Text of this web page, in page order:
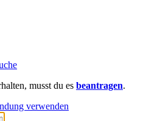
musst du es beantragen.
verwenden